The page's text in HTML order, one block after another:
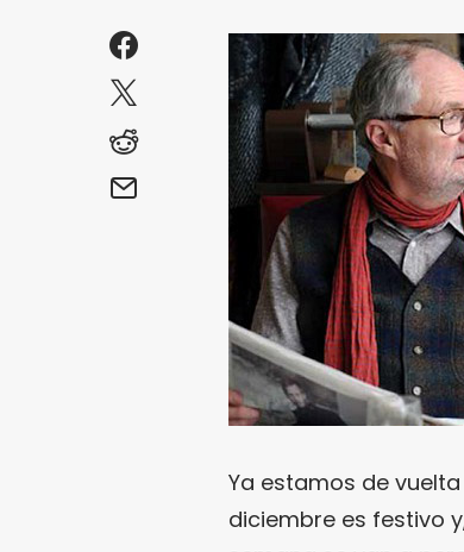
Ya estamos de
diciembre es festivo